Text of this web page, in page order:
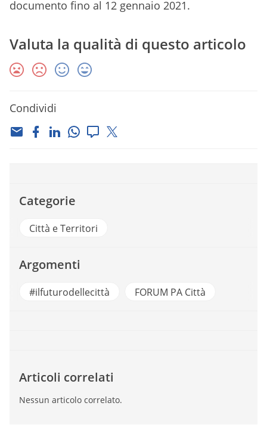
documento fino al 12 gennaio 2021.
Valuta la qualità di questo articolo
Condividi
Categorie
Città e Territori
Argomenti
#ilfuturodellecittà FORUM PA Città
Articoli correlati
Nessun articolo correlato.